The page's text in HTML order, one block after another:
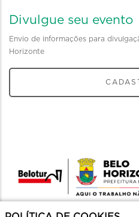
Divulgue seu evento
Envio de informações para
Horizonte